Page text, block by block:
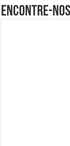
Encontre-